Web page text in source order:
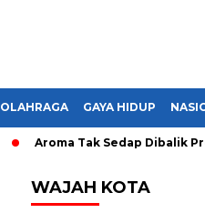
OLAHRAGA GAYA HIDUP
Aroma Tak Sedap Dibalik
WAJAH KOTA